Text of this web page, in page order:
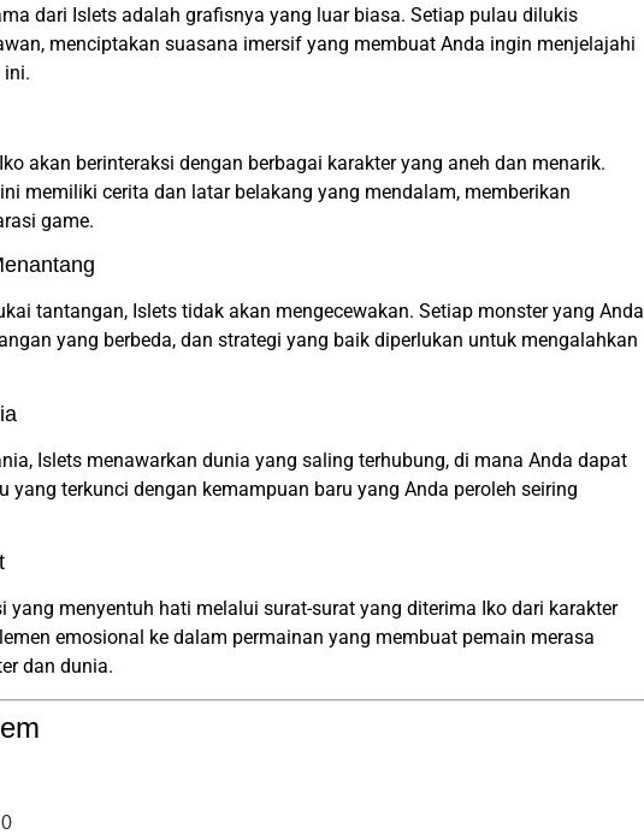
dari Islets adalah grafisnya yang luar biasa. Setiap pulau dilukis
menciptakan suasana imersif yang membuat Anda ingin menjelajahi
ini.
akan berinteraksi dengan berbagai karakter yang aneh dan menarik.
memiliki cerita dan latar belakang yang mendalam, memberikan
game.
tantangan, Islets tidak akan mengecewakan. Setiap monster yang Anda
yang berbeda, dan strategi yang baik diperlukan untuk mengalahkan
Islets menawarkan dunia yang saling terhubung, di mana Anda dapat
yang terkunci dengan kemampuan baru yang Anda peroleh seiring
yang menyentuh hati melalui surat-surat yang diterima Iko dari karakter
emosional ke dalam permainan yang membuat pemain merasa
dan dunia.